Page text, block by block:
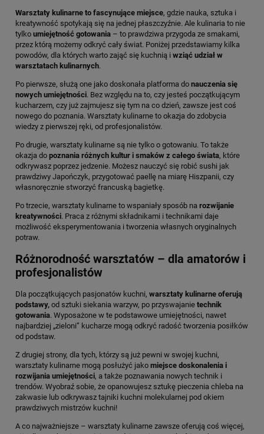
Warsztaty kulinarne to fascynujące miejsce, gdzie nauka, sztuka i
kreatywność spotykają się na jednej płaszczyźnie. Ale kulinaria to nie
tylko umiejętność gotowania – to prawdziwa przygoda ze smakami,
przez którą możemy odkryć cały świat. Poniżej przedstawiamy kilka
powodów, dla których warto zająć się kuchnią i wziąć udział w
warsztatach kulinarnych.
Po pierwsze, służą one jako doskonała platforma do nauczenia się
nowych umiejętności. Bez względu na to, czy jesteś początkującym
kucharzem, czy już zajmujesz się tym na co dzień, zawsze jest coś
nowego do poznania. Warsztaty kulinarne to okazja do zdobycia
wiedzy z pierwszej ręki, od profesjonalistów.
Po drugie, warsztaty kulinarne są nie tylko o gotowaniu. To także
okazja do poznania różnych kultur i smaków z całego świata, które
odkrywasz poprzez jedzenie. Możesz nauczyć się robić sushi jak
prawdziwy Japończyk, przygotować paellę na miarę Hiszpanii, czy
własnoręcznie stworzyć francuską bagietkę.
Po trzecie, warsztaty kulinarne to wspaniały sposób na rozwijanie
kreatywności. Praca z różnymi składnikami i technikami daje
możliwość eksperymentowania i tworzenia własnych oryginalnych
potraw.
Różnorodność warsztatów – dla amatorów i
profesjonalistów
Dla początkujących pasjonatów kuchni, warsztaty kulinarne oferują
podstawy, od sztuki siekania warzyw, po przyswajanie technik
gotowania. Wyposażone w te podstawowe umiejętności, nawet
najbardziej „zieloni” kucharze mogą odkryć radość tworzenia posiłków
od podstaw.
Z drugiej strony, dla tych, którzy są już pewni w swojej kuchni,
warsztaty kulinarne mogą posłużyć jako miejsce doskonalenia i
rozwijania umiejętności, a także poznawania nowych technik i
trendów. Wyobraź sobie, że opanowujesz sztukę pieczenia chleba na
zakwasie lub odkrywasz tajniki kuchni molekularnej pod okiem
prawdziwych mistrzów kuchni!
A co najważniejsze – warsztaty kulinarne zawsze oferują coś więcej,